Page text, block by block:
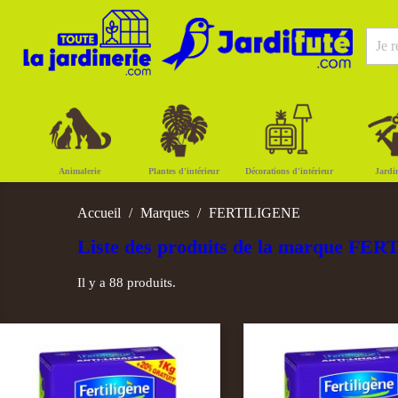
Animalerie Plantes d'intérieur Décorations d'intérieur
Accueil Marques FERTILIGENE
Liste des produits de la marque
Il y a 88 produits.